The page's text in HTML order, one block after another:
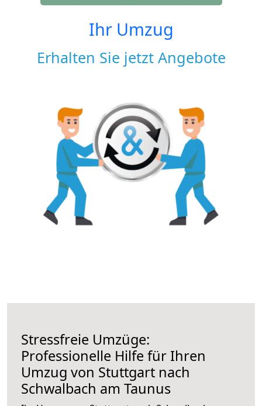
Ihr Umzug
Erhalten Sie jetzt Angebote
Stressfreie Umzüge:
Professionelle Hilfe für Ihren
Umzug von Stuttgart nach
Schwalbach am Taunus